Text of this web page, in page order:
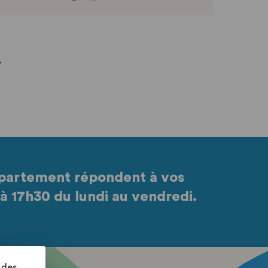
.
répondent à vos
17h30 du lundi au vendredi.